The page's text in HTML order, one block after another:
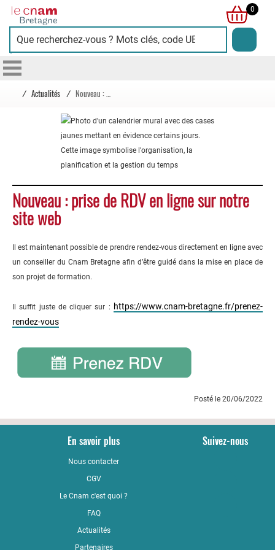
Cnam
Bretagne
0
/ Actualités /
Nouveau : prise de RDV en ligne sur notre
site web
Il est maintenant possible de prendre rendez-vous directement en ligne avec
un conseiller du Cnam Bretagne afin d’être guidé dans la mise en place de
son projet de formation.
Il suffit juste de cliquer sur : https://www.cnam-bretagne.fr/prenez-
rendez-vous
Posté le 20/06/2022
En savoir plus
Nous contacter
CGV
Le Cnam c'est quoi ?
FAQ
Actualités
Partenaires
Suivez-nous